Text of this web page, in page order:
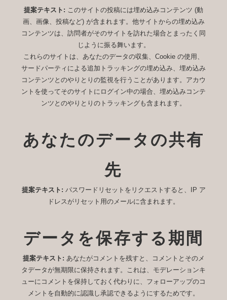
提案テキスト: このサイトの投稿には埋め込みコンテンツ (動
画、画像、投稿など) が含まれます。他サイトからの埋め込み
コンテンツは、訪問者がそのサイトを訪れた場合とまったく同
じように振る舞います。
これらのサイトは、あなたのデータの収集、Cookie の使用、
サードパーティによる追加トラッキングの埋め込み、埋め込み
コンテンツとのやりとりの監視を行うことがあります。アカウ
ントを使ってそのサイトにログイン中の場合、埋め込みコンテ
ンツとのやりとりのトラッキングも含まれます。
あなたのデータの共有
先
提案テキスト: パスワードリセットをリクエストすると、IP ア
ドレスがリセット用のメールに含まれます。
データを保存する期間
提案テキスト: あなたがコメントを残すと、コメントとそのメ
タデータが無期限に保持されます。これは、モデレーションキ
ューにコメントを保持しておく代わりに、フォローアップのコ
メントを自動的に認識し承認できるようにするためです。